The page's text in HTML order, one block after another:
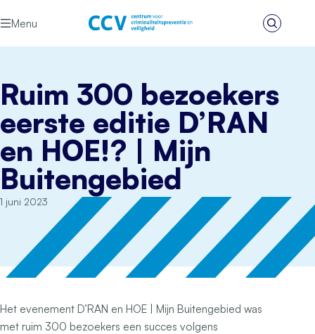
Menu
Zoeken
Ruim 300 bezoekers
eerste editie D’RAN
en HOE!? | Mijn
Buitengebied
1 juni 2023
Het evenement D’RAN en HOE | Mijn Buitengebied was
met ruim 300 bezoekers een succes volgens